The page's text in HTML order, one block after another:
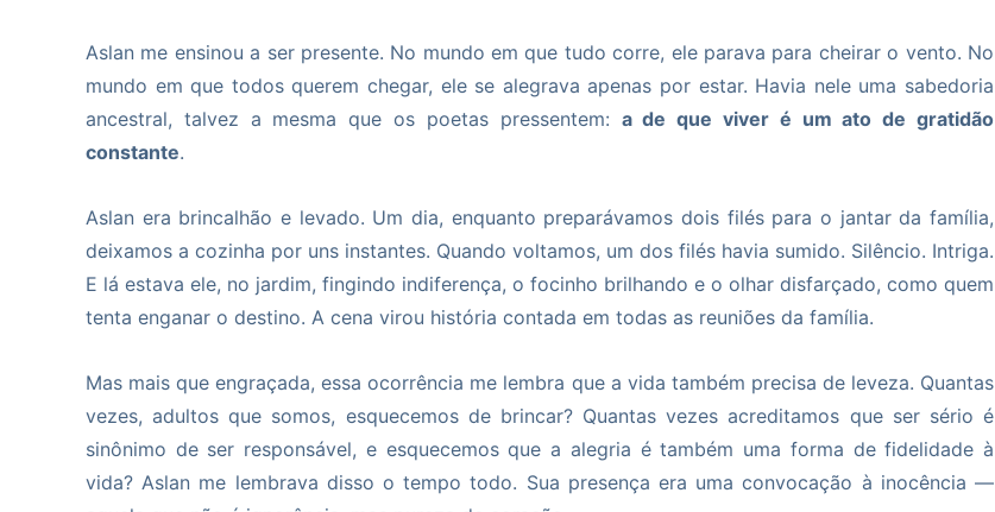
Aslan me ensinou a ser presente. No mundo em que tudo corre, ele parava para cheirar o vento. No
mundo em que todos querem chegar, ele se alegrava apenas por estar. Havia nele uma sabedoria
ancestral, talvez a mesma que os poetas pressentem: a de que viver é um ato de gratidão
constante.
Aslan era brincalhão e levado. Um dia, enquanto preparávamos dois filés para o jantar da família,
deixamos a cozinha por uns instantes. Quando voltamos, um dos filés havia sumido. Silêncio. Intriga.
E lá estava ele, no jardim, fingindo indiferença, o focinho brilhando e o olhar disfarçado, como quem
tenta enganar o destino. A cena virou história contada em todas as reuniões da família.
Mas mais que engraçada, essa ocorrência me lembra que a vida também precisa de leveza. Quantas
vezes, adultos que somos, esquecemos de brincar? Quantas vezes acreditamos que ser sério é
sinônimo de ser responsável, e esquecemos que a alegria é também uma forma de fidelidade à
vida? Aslan me lembrava disso o tempo todo. Sua presença era uma convocação à inocência —